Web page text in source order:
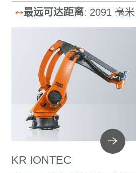
最远可达距离: 2091 毫米
KR IONTEC